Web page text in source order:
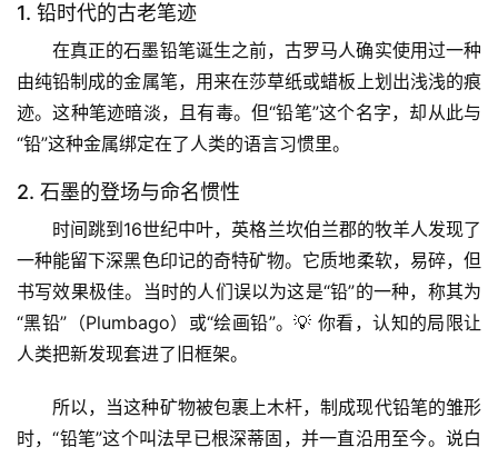
1. 铅时代的古老笔迹
在真正的石墨铅笔诞生之前，古罗马人确实使用过一种
由纯铅制成的金属笔，用来在莎草纸或蜡板上划出浅浅的痕
迹。这种笔迹暗淡，且有毒。但“铅笔”这个名字，却从此与
“铅”这种金属绑定在了人类的语言习惯里。
2. 石墨的登场与命名惯性
时间跳到16世纪中叶，英格兰坎伯兰郡的牧羊人发现了
一种能留下深黑色印记的奇特矿物。它质地柔软，易碎，但
书写效果极佳。当时的人们误以为这是“铅”的一种，称其为
“黑铅”（Plumbago）或“绘画铅”。💡 你看，认知的局限让
人类把新发现套进了旧框架。
所以，当这种矿物被包裹上木杆，制成现代铅笔的雏形
时，“铅笔”这个叫法早已根深蒂固，并一直沿用至今。 说白